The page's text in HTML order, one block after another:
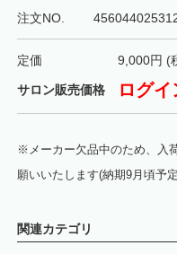
注文NO.
定価 9,000円 (
サロン販売価格 ログ
※メーカー欠品中のため、入
願いいたします(納期9月頃予
関連カテゴリ